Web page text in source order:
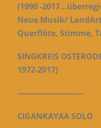
(1990 -
Neue Musik/
Querflöte, Stimme,
SINGKREIS
1972-2017)
————————-
CIGANKAYAA SOLO